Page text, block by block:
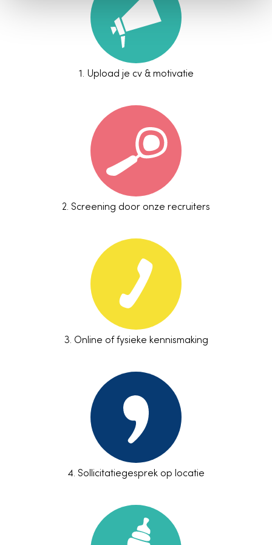
1. Upload je cv & motivatie
2. Screening door onze recruiters
3. Online of fysieke kennismaking
4. Sollicitatiegesprek op locatie